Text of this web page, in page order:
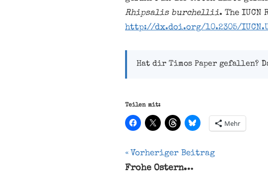
Rhipsalis burchellii. The IUCN
http://dx.doi.org/10.2305/
Hat dir Timos Paper gefallen?
Teilen mit:
Mehr
Areolen
Beitragsnavigation
Vorheriger Beitrag
Frohe Ostern…